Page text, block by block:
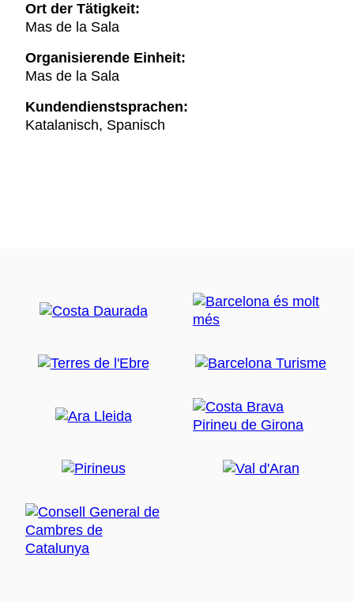
Ort der Tätigkeit:
Mas de la Sala
Organisierende Einheit:
Mas de la Sala
Kundendienstsprachen:
Katalanisch, Spanisch